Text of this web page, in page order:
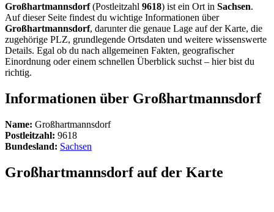
Großhartmannsdorf(Postleitzahl 9618) ist ein Ort in Sachsen.
Auf dieser Seite findest du wichtige Informationen über
Großhartmannsdorf, darunter die genaue Lage auf der Karte, die
zugehörige PLZ, grundlegende Ortsdaten und weitere wissenswerte
Details. Egal ob du nach allgemeinen Fakten, geografischer
Einordnung oder einem schnellen Überblick suchst – hier bist du
richtig.
Informationen über Großhartmannsdorf
Name: Großhartmannsdorf
Postleitzahl: 9618
Bundesland: Sachsen
Großhartmannsdorf auf der Karte